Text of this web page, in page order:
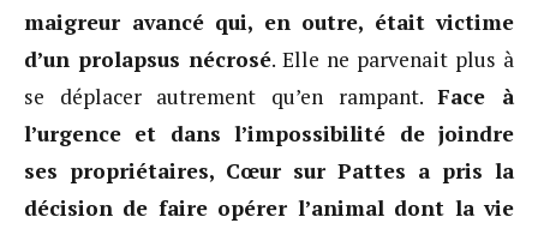
maigreur avancé qui, en outre, était victime
d’un prolapsus nécrosé. Elle ne parvenait plus à
se déplacer autrement qu’en rampant.Face à
l’urgence et dans l’impossibilité de joindre
ses propriétaires, Cœur sur Pattes a pris la
décision de faire opérer l’animal dont la vie